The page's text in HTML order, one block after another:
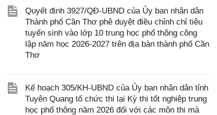
Quyết định 3927/QĐ-UBND của Ủy ban nhân dân
Thành phố Cần Thơ phê duyệt điều chỉnh chỉ tiêu
tuyển sinh vào lớp 10 trung học phổ thông công
lập năm học 2026-2027 trên địa bàn thành phố Cần
Thơ
Kế hoạch 305/KH-UBND của Ủy ban nhân dân tỉnh
Tuyên Quang tổ chức thi lại Kỳ thi tốt nghiệp trung
học phổ thông năm 2026 đối với các môn thi mà